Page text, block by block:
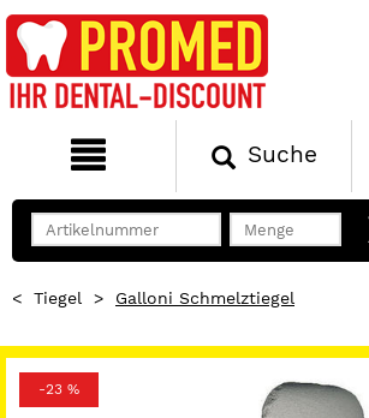
Suche
< Tiegel > Galloni Schmelztiegel
-23 %